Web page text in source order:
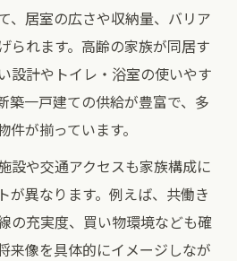
、居室の広さや収納量、バリア
られます。高齢の家族が同居す
設計やトイレ・浴室の使いやす
築一戸建ての供給が豊富で、多
が揃っています。
設や交通アクセスも家族構成に
が異なります。例えば、共働き
の充実度、買い物環境なども確
来像を具体的にイメージしなが